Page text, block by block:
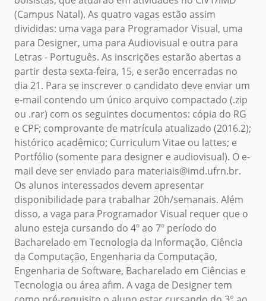
(Campus Natal). As quatro vagas estão assim
divididas: uma vaga para Programador Visual, uma
para Designer, uma para Audiovisual e outra para
Letras - Português. As inscrições estarão abertas a
partir desta sexta-feira, 15, e serão encerradas no
dia 21. Para se inscrever o candidato deve enviar um
e-mail contendo um único arquivo compactado (.zip
ou .rar) com os seguintes documentos: cópia do RG
e CPF; comprovante de matrícula atualizado (2016.2);
histórico acadêmico; Curriculum Vitae ou lattes; e
Portfólio (somente para designer e audiovisual). O e-
mail deve ser enviado para materiais@imd.ufrn.br.
Os alunos interessados devem apresentar
disponibilidade para trabalhar 20h/semanais. Além
disso, a vaga para Programador Visual requer que o
aluno esteja cursando do 4º ao 7º período do
Bacharelado em Tecnologia da Informação, Ciência
da Computação, Engenharia da Computação,
Engenharia de Software, Bacharelado em Ciências e
Tecnologia ou área afim. A vaga de Designer tem